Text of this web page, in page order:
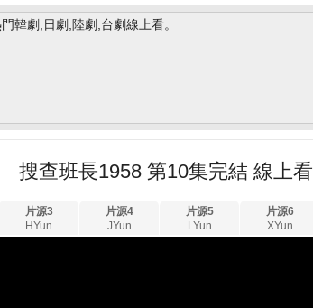
韓劇,日劇,陸劇,台劇線上看。
搜查班長1958 第10集完結 線上看
片源3
HYun
片源4
JYun
片源5
LYun
片源6
XYun